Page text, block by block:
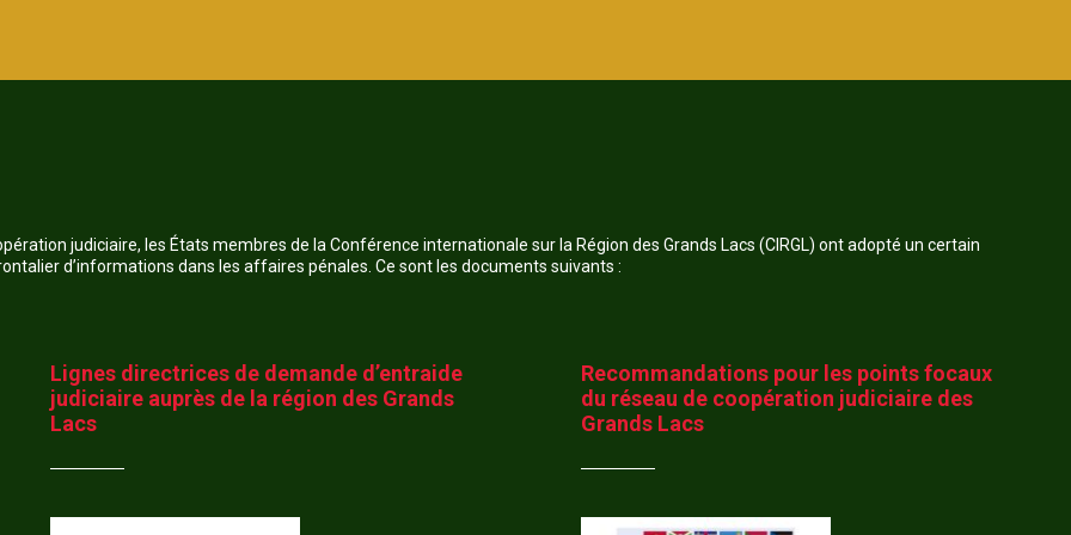
judiciaire, les États membres de la Conférence internationale sur la Région des Grands Lacs (CIRGL) ont adopté un certain
d’informations dans les affaires pénales. Ce sont les documents suivants :
Lignes directrices de demande d’entraide
judiciaire auprès de la région des Grands
Lacs
Recommandations pour les points focaux
du réseau de coopération judiciaire des
Grands Lacs